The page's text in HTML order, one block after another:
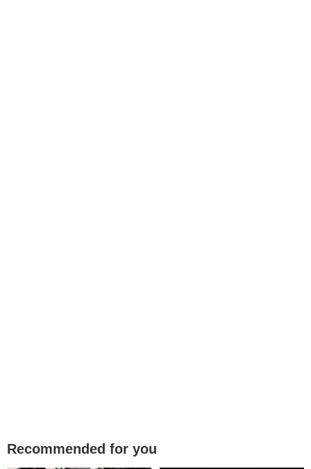
Recommended for you